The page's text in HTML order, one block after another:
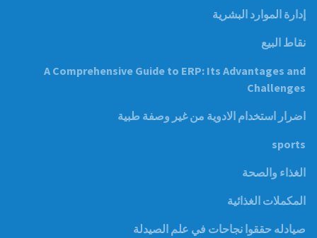
إدارة الموارد البشرية
نقاط البيع
A Comprehensive Guide to ERP: Its Advantages and
Challenges
اضرار استخدام الادوية من غير وصفة طبية
sports
الغذاء والصحة
المكملات الغذائية
صيادله حققوا نجاحات في علم الصيدلة